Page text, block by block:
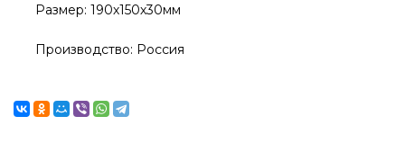
Размер: 190х150х30мм
Производство: Россия